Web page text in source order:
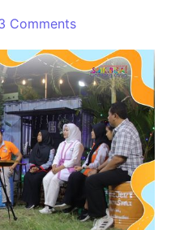
Comments